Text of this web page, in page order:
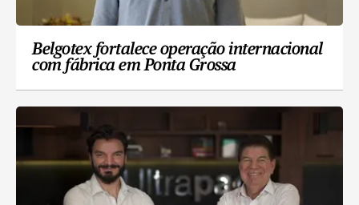
Belgotex fortalece operação internacional
com fábrica em Ponta Grossa